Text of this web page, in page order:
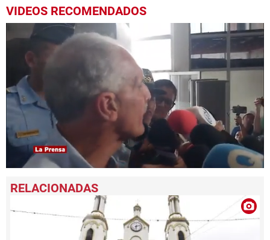
VIDEOS RECOMENDADOS
seconds
of
minutes,